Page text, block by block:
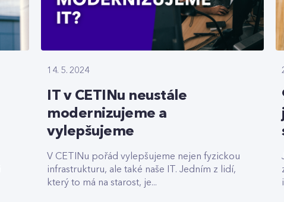
14. 5. 2024
IT v CETINu neustále
modernizujeme a
vylepšujeme
V CETINu pořád vylepšujeme nejen fyzickou
infrastrukturu, ale také naše IT. Jedním z lidí,
který to má na starost, je...